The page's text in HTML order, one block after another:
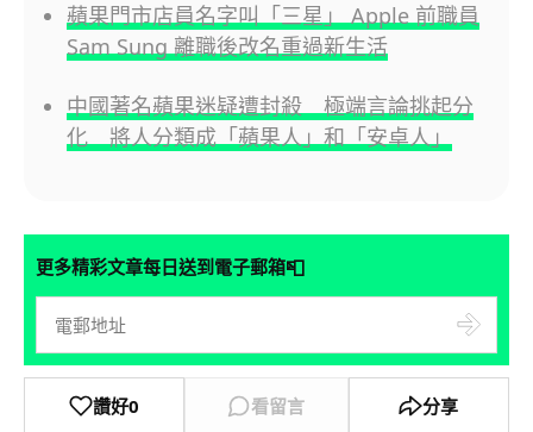
蘋果門市店員名字叫「三星」 Apple 前職員
Sam Sung 離職後改名重過新生活
中國著名蘋果迷疑遭封殺 極端言論挑起分
化 將人分類成「蘋果人」和「安卓人」
更多精彩文章每日送到電子郵箱📮
讚好0 看留言 分享